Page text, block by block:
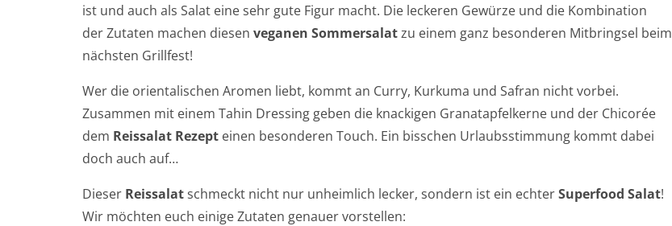
ist und auch als Salat eine sehr gute Figur macht. Die leckeren Gewürze und die Kombination
der Zutaten machen diesen veganen Sommersalatzu einem ganz besonderen Mitbringsel beim
nächsten Grillfest!
Wer die orientalischen Aromen liebt, kommt an Curry, Kurkuma und Safran nicht vorbei.
Zusammen mit einem Tahin Dressing geben die knackigen Granatapfelkerne und der Chicorée
dem Reissalat Rezept einen besonderen Touch. Ein bisschen Urlaubsstimmung kommt dabei
doch auch auf…
Dieser Reissalatschmeckt nicht nur unheimlich lecker, sondern ist ein echterSuperfood Salat!
Wir möchten euch einige Zutaten genauer vorstellen: